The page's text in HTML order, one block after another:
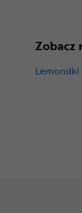
Zobacz
Lemondki